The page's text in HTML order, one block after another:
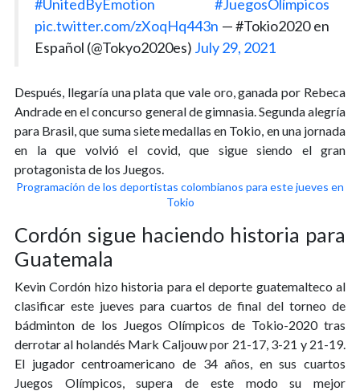
#UnitedByEmotion
#JuegosOlímpicos
pic.twitter.com/zXoqHq443n — #Tokio2020 en
Español (@Tokyo2020es) July 29, 2021
Después, llegaría una plata que vale oro, ganada por Rebeca
Andrade en el concurso general de gimnasia. Segunda alegría
para Brasil, que suma siete medallas en Tokio, en una jornada
en la que volvió el covid, que sigue siendo el gran
protagonista de los Juegos.
Programación de los deportistas colombianos para este jueves en
Tokio
Cordón sigue haciendo historia para
Guatemala
Kevin Cordón hizo historia para el deporte guatemalteco al
clasificar este jueves para cuartos de final del torneo de
bádminton de los Juegos Olímpicos de Tokio-2020 tras
derrotar al holandés Mark Caljouw por 21-17, 3-21 y 21-19.
El jugador centroamericano de 34 años, en sus cuartos
Juegos Olímpicos, supera de este modo su mejor